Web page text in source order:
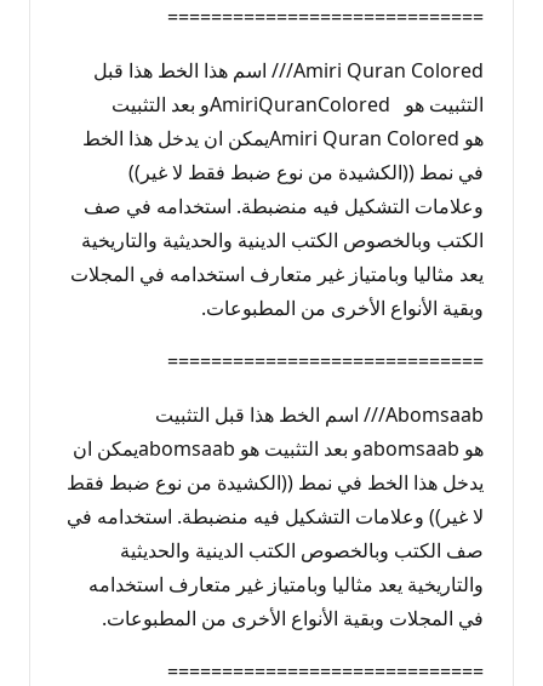
=============================
Amiri Quran Colored/// اسم هذا الخط هذا قبل
التثبيت هو AmiriQuranColoredو بعد التثبيت
هو Amiri Quran Coloredيمكن ان يدخل هذا الخط
في نمط ((الكشيدة من نوع ضبط فقط لا غير))
وعلامات التشكيل فيه منضبطة. استخدامه في صف
الكتب وبالخصوص الكتب الدينية والحديثية والتاريخية
يعد مثاليا وبامتياز غير متعارف استخدامه في المجلات
وبقية الأنواع الأخرى من المطبوعات.
=============================
Abomsaab/// اسم الخط هذا قبل التثبيت
هو abomsaabو بعد التثبيت هو abomsaabيمكن ان
يدخل هذا الخط في نمط ((الكشيدة من نوع ضبط فقط
لا غير)) وعلامات التشكيل فيه منضبطة. استخدامه في
صف الكتب وبالخصوص الكتب الدينية والحديثية
والتاريخية يعد مثاليا وبامتياز غير متعارف استخدامه
في المجلات وبقية الأنواع الأخرى من المطبوعات.
=============================